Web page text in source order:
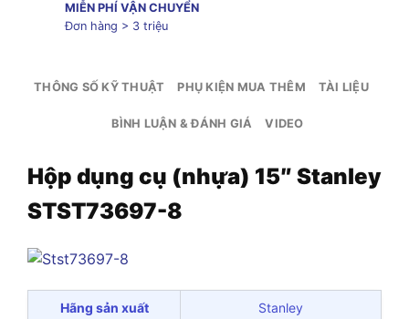
MIỄN PHÍ VẬN CHUYỂN
Đơn hàng > 3 triệu
THÔNG SỐ KỸ THUẬT PHỤ KIỆN MUA THÊM TÀI LIỆU
BÌNH LUẬN & ĐÁNH GIÁ VIDEO
Hộp dụng cụ (nhựa) 15″ Stanley
STST73697-8
Hãng sản xuất Stanley